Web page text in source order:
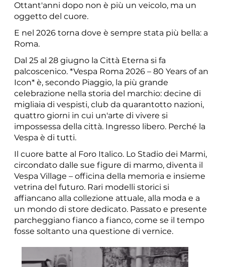
Ottant'anni dopo non è più un veicolo, ma un
oggetto del cuore.
E nel 2026 torna dove è sempre stata più bella: a
Roma.
Dal 25 al 28 giugno la Città Eterna si fa
palcoscenico. *Vespa Roma 2026 – 80 Years of an
Icon* è, secondo Piaggio, la più grande
celebrazione nella storia del marchio: decine di
migliaia di vespisti, club da quarantotto nazioni,
quattro giorni in cui un'arte di vivere si
impossessa della città. Ingresso libero. Perché la
Vespa è di tutti.
Il cuore batte al Foro Italico. Lo Stadio dei Marmi,
circondato dalle sue figure di marmo, diventa il
Vespa Village – officina della memoria e insieme
vetrina del futuro. Rari modelli storici si
affiancano alla collezione attuale, alla moda e a
un mondo di store dedicato. Passato e presente
parcheggiano fianco a fianco, come se il tempo
fosse soltanto una questione di vernice.